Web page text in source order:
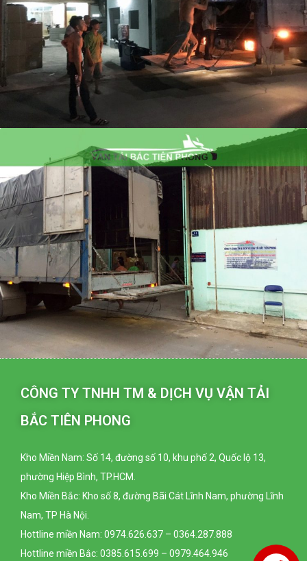
CÔNG TY TNHH TM & DỊCH VỤ VẬN TẢI
BẮC TIÊN PHONG
Kho Miền Nam: Số 14, đường số 10, khu phố 2, Quốc lộ 13,
phường Hiệp Bình, TP.HCM.
Kho Miền Bắc: Kho số 8, đường Bãi Cát Lĩnh Nam, phường Lĩnh
Nam, TP Hà Nội.
Hottline miền Nam: 0974.626.637 – 0364.287.888
Hottline miền Bắc: 0385.615.699 – 0979.464.946